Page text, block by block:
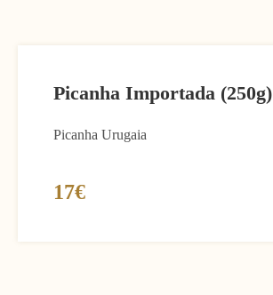
Picanha Importada (250g)
Picanha Urugaia
17€